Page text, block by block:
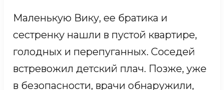
Но Поля не сдалась. Сегодня она не
только улыбается, но и сама ходит по
лестнице.«Я теперь как большая!»
гордится Полина.
Маленькую Вику, ее братика и
сестренку нашли в пустой квартире,
голодных и перепуганных. Соседей
встревожил детский плач. Позже, уже
в безопасности, врачи обнаружили,